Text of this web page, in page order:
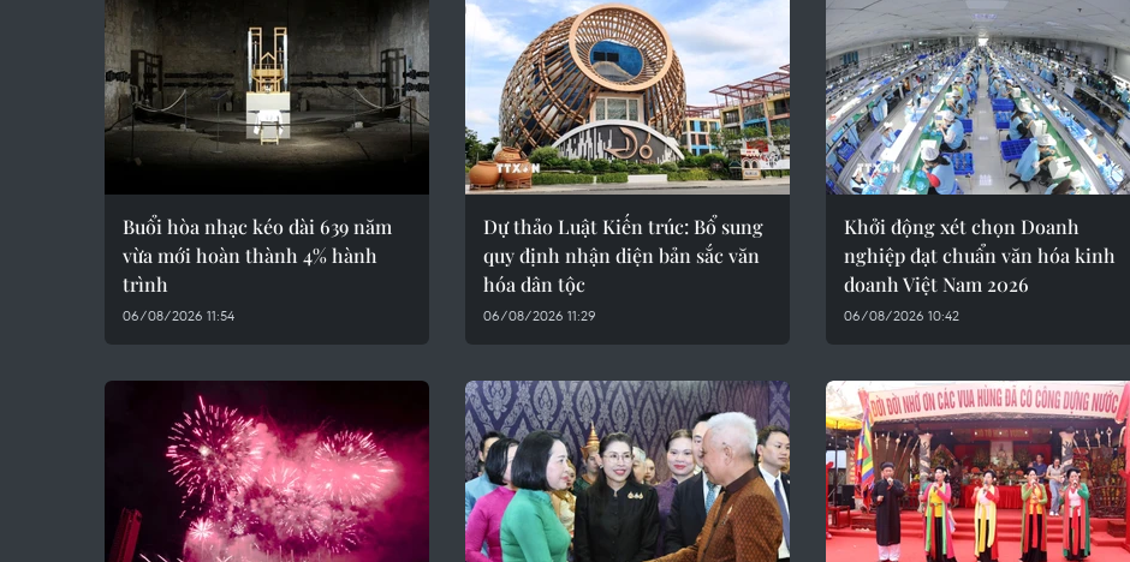
Buổi hòa nhạc kéo dài 639 năm
vừa mới hoàn thành 4% hành
trình
06/08/2026 11:54
Dự thảo Luật Kiến trúc: Bổ sung
quy định nhận diện bản sắc văn
hóa dân tộc
06/08/2026 11:29
Khởi động xét chọn Doanh
nghiệp đạt chuẩn văn hóa kinh
doanh Việt Nam 2026
06/08/2026 10:42